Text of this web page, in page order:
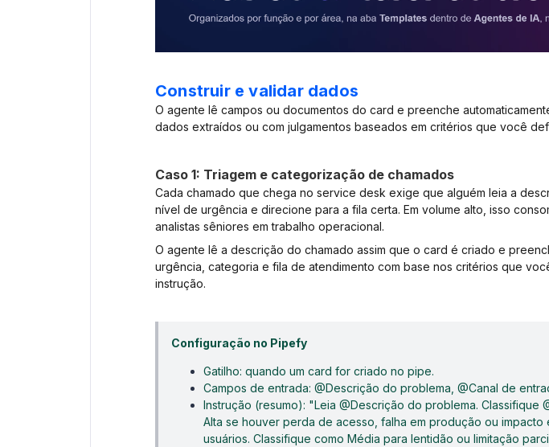
Construir e validar dados
O agente lê campos ou documentos do card e preenche
dados extraídos ou com julgamentos baseados em critérios que você
Caso 1: Triagem e categorização de chamados
Cada chamado que chega no service desk exige que alguém leia a
nível de urgência e direcione para a fila certa. Em volume alto, isso
analistas sêniores em trabalho operacional.
O agente lê a descrição do chamado assim que o card é criado e
urgência, categoria e fila de atendimento com base nos critérios que
instrução.
Configuração no Pipefy
Gatilho: quando um card for criado no pipe.
Campos de entrada: @Descrição do problema, @Canal de
Instrução (resumo): "Leia @Descrição do problema. Classifique
Alta se houver perda de acesso, falha em produção ou impacto
usuários. Classifique como Média para lentidão ou limitação